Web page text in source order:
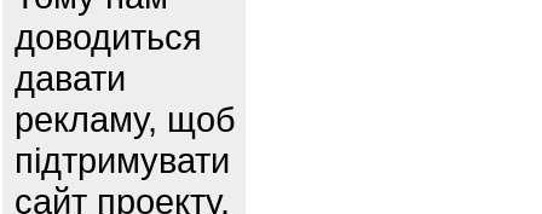
доводиться
давати
рекламу, щоб
підтримувати
сайт проекту.